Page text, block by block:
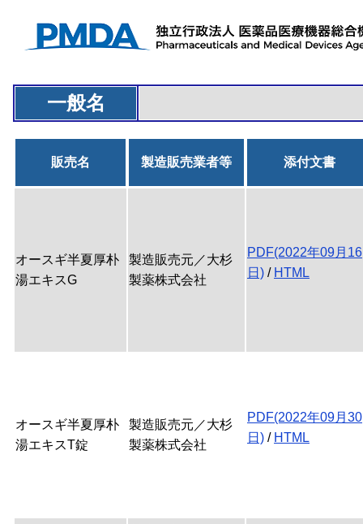
一般名
販売名 製造販売業者等 添付文書
オースギ半夏厚朴
湯エキスG
製造販売元／大杉
製薬株式会社
PDF(2022年09月16
日) / HTML
オースギ半夏厚朴
湯エキスT錠
製造販売元／大杉
製薬株式会社
PDF(2022年09月30
日) / HTML